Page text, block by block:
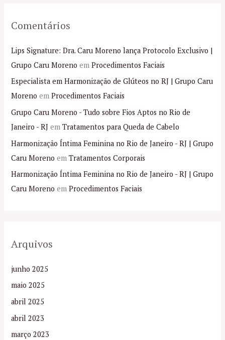
Comentários
Lips Signature: Dra. Caru Moreno lança Protocolo Exclusivo |
Grupo Caru Moreno emProcedimentos Faciais
Especialista em Harmonização de Glúteos no RJ | Grupo Caru
Moreno emProcedimentos Faciais
Grupo Caru Moreno - Tudo sobre Fios Aptos no Rio de
Janeiro - RJ emTratamentos para Queda de Cabelo
Harmonização Íntima Feminina no Rio de Janeiro - RJ | Grupo
Caru Moreno emTratamentos Corporais
Harmonização Íntima Feminina no Rio de Janeiro - RJ | Grupo
Caru Moreno emProcedimentos Faciais
Arquivos
junho 2025
maio 2025
abril 2025
abril 2023
março 2023